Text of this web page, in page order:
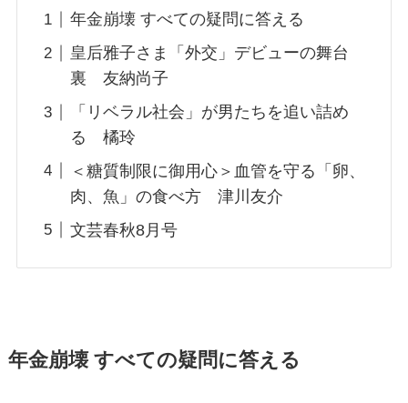
年金崩壊 すべての疑問に答える
皇后雅子さま「外交」デビューの舞台
裏 友納尚子
「リベラル社会」が男たちを追い詰め
る 橘玲
＜糖質制限に御用心＞血管を守る「卵、
肉、魚」の食べ方 津川友介
文芸春秋8月号
年金崩壊 すべての疑問に答える